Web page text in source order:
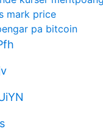
mark price
pa bitcoin